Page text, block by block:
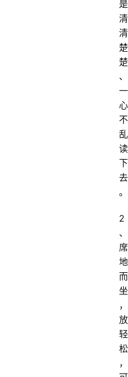
是
清
清
楚
楚
、
一
心
不
乱
读
下
去
。
2
、
席
地
而
坐
，
放
轻
松
，